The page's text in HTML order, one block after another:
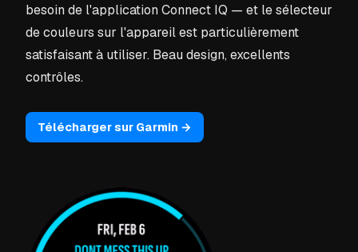
besoin de l'application Connect IQ — et le sélecteur
de couleurs sur l'appareil est particulièrement
satisfaisant à utiliser. Beau design, excellents
contrôles.
Télécharger sur Garmin →